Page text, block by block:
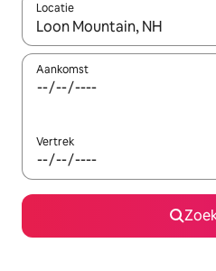
Locatie
Wanneer er resultaten
Aankomst
Vertrek